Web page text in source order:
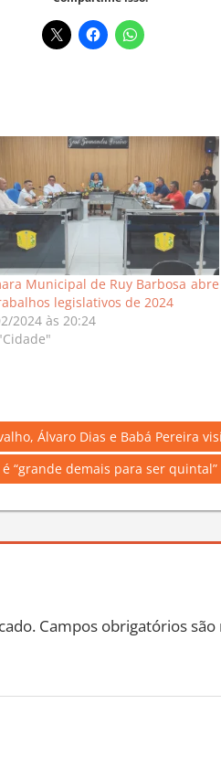
Municipal de Ruy Barbosa abre
legislativos de 2024
2024 às 20:24
Álvaro Dias e Babá Pereira
“grande demais para ser
Campos obrigatórios